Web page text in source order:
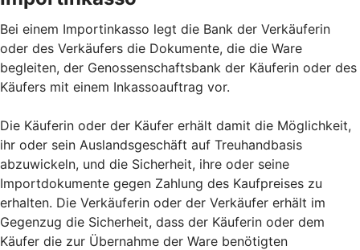
Bei einem Importinkasso legt die Bank der Verkäuferin
oder des Verkäufers die Dokumente, die die Ware
begleiten, der Genossenschaftsbank der Käuferin oder des
Käufers mit einem Inkassoauftrag vor.
Die Käuferin oder der Käufer erhält damit die Möglichkeit,
ihr oder sein Auslandsgeschäft auf Treuhandbasis
abzuwickeln, und die Sicherheit, ihre oder seine
Importdokumente gegen Zahlung des Kaufpreises zu
erhalten. Die Verkäuferin oder der Verkäufer erhält im
Gegenzug die Sicherheit, dass der Käuferin oder dem
Käufer die zur Übernahme der Ware benötigten